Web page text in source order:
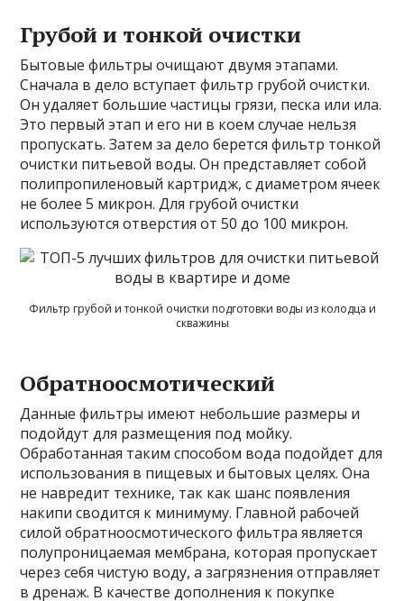
Грубой и тонкой очистки
Бытовые фильтры очищают двумя этапами.
Сначала в дело вступает фильтр грубой очистки.
Он удаляет большие частицы грязи, песка или ила.
Это первый этап и его ни в коем случае нельзя
пропускать. Затем за дело берется фильтр тонкой
очистки питьевой воды. Он представляет собой
полипропиленовый картридж, с диаметром ячеек
не более 5 микрон. Для грубой очистки
используются отверстия от 50 до 100 микрон.
Фильтр грубой и тонкой очистки подготовки воды из колодца и
скважины
Обратноосмотический
Данные фильтры имеют небольшие размеры и
подойдут для размещения под мойку.
Обработанная таким способом вода подойдет для
использования в пищевых и бытовых целях. Она
не навредит технике, так как шанс появления
накипи сводится к минимуму. Главной рабочей
силой обратноосмотического фильтра является
полупроницаемая мембрана, которая пропускает
через себя чистую воду, а загрязнения отправляет
в дренаж. В качестве дополнения к покупке